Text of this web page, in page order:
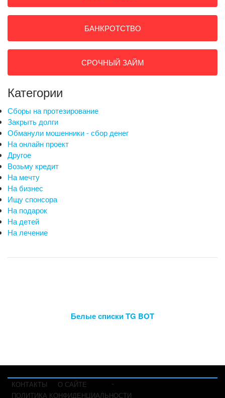
БАНКРОТСТВО
СРОЧНЫЙ ЗАЙМ
Категории
Сборы на протезирование
Закрыть долги
Обманули мошенники - сбор денег
На онлайн проект
Другое
Возьму кредит
На мечту
На бизнес
Ищу спонсора
На подарок
На детей
На лечение
Белые списки TG BOT
-
КОНТАКТЫ
О САЙТЕ
ПОЛИТИКА КОНФИДЕНЦИАЛЬНОСТИ